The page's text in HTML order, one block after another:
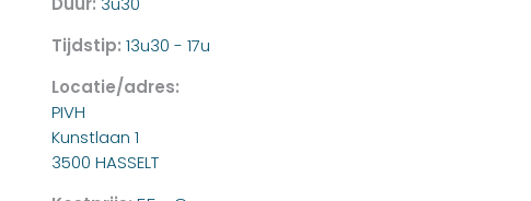
Tijdstip: 13u30 - 17u
Locatie/adres:
PIVH
Kunstlaan 1
3500 HASSELT